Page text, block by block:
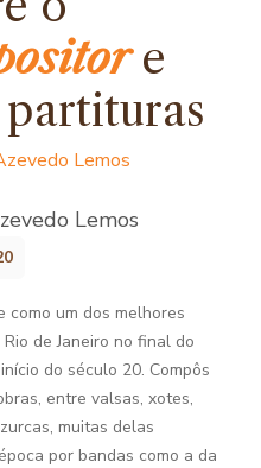
e
partituras
Lemos
como um dos melhores
de Janeiro no final do
do século 20. Compôs
entre valsas, xotes,
muitas delas
por bandas como a da